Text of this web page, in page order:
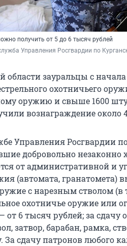
получить от 5 до 6 тысяч рублей
Управления Росгвардии по
области зауральцы с
охотничьего
оружию и свыше 1600
вознаграждение около
Управления Росгвардии
добровольно незаконно
от административной и
(автомата, гранатомета)
с нарезным стволом (в
охотничье оружие или
6 тысяч рублей; за сдачу
затвор, барабан, рамка,
За сдачу патронов любого